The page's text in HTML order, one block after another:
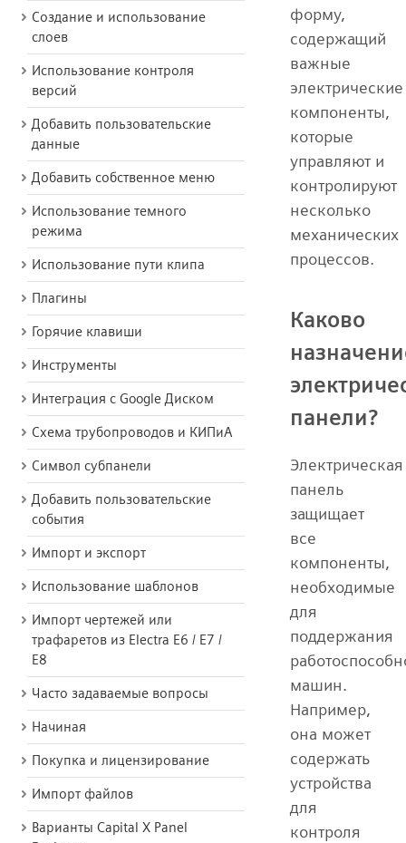
Создание и использование
слоев
Использование контроля
версий
Добавить пользовательские
данные
Добавить собственное меню
Использование темного
режима
Использование пути клипа
Плагины
Горячие клавиши
Инструменты
Интеграция с Google Диском
Схема трубопроводов и КИПиА
Символ субпанели
Добавить пользовательские
события
Импорт и экспорт
Использование шаблонов
Импорт чертежей или
трафаретов из Electra E6 / E7 /
E8
Часто задаваемые вопросы
Начиная
Покупка и лицензирование
Импорт файлов
Варианты Capital X Panel
форму,
содержащий
важные
электрические
компоненты,
которые
управляют и
контролируют
несколько
механических
процессов.
Каково
панели?
Электрическая
панель
защищает
все
компоненты,
необходимые
для
поддержания
машин.
Например,
она может
содержать
устройства
для
контроля